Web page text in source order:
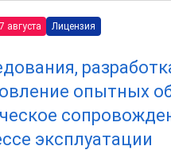
августа Лицензия
опытных
эксплуатации